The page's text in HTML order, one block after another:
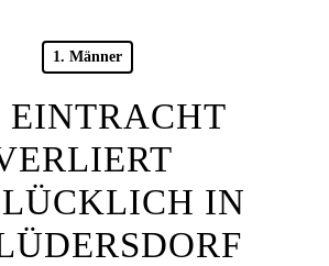
1. Männer
EINTRACHT
IN